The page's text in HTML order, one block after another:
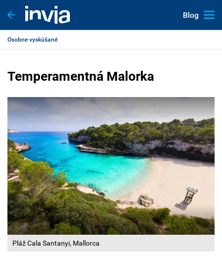
Blog
Osobne vyskúšané
Temperamentná Malorka
Pláž Cala Santanyi, Mallorca